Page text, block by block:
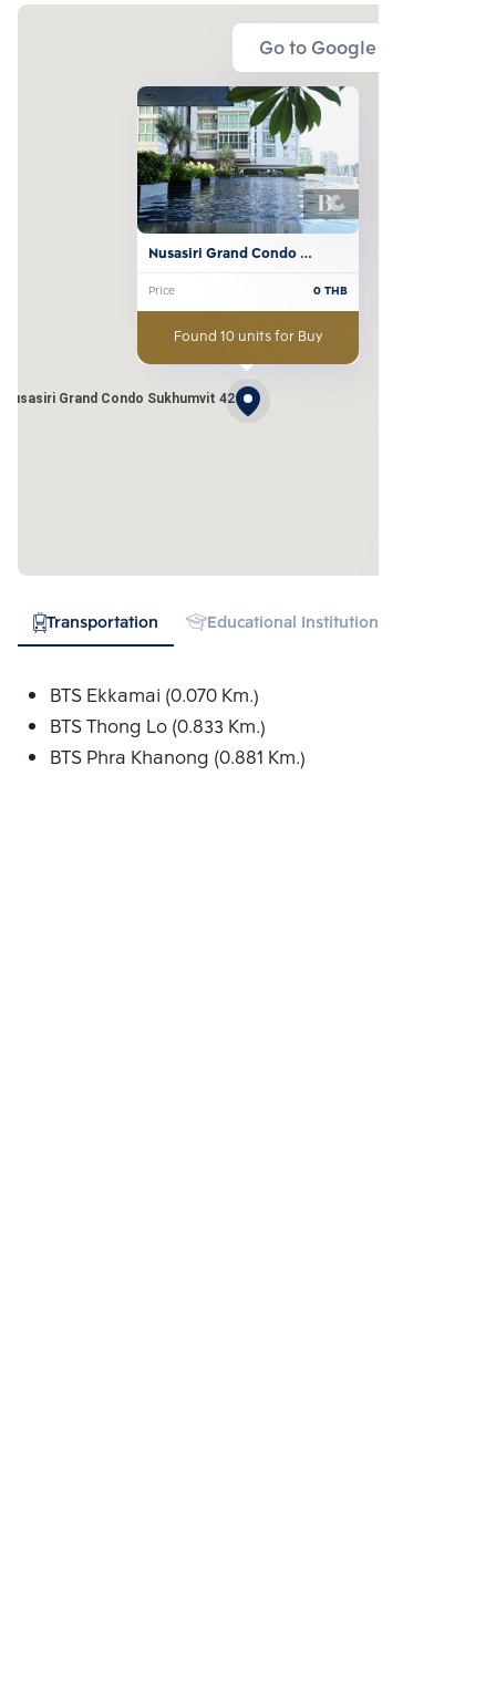
Go to Google Map
Nusasiri Grand Condo Sukhumvit 42
Nusasiri Grand Condo
Sukhumvit 42
Price 0THB
Found 10 units for Buy
Transportation Educational Institution
BTS Ekkamai (0.070 Km.)
BTS Thong Lo (0.833 Km.)
BTS Phra Khanong (0.881 Km.)